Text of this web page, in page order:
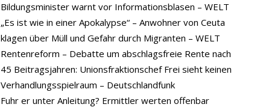
Bildungsminister warnt vor Informationsblasen – WELT
„Es ist wie in einer Apokalypse“ – Anwohner von Ceuta
klagen über Müll und Gefahr durch Migranten – WELT
Rentenreform – Debatte um abschlagsfreie Rente nach
45 Beitragsjahren: Unionsfraktionschef Frei sieht keinen
Verhandlungsspielraum – Deutschlandfunk
Fuhr er unter Anleitung? Ermittler werten offenbar